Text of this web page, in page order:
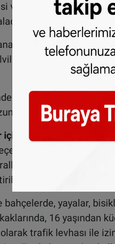
veren konut sahipleri
kdv için konutun ev
gibi bir şirket
3 aydan kısa
süreli mobilyalı
yeni trafik kuralları
olmak üzere
değişiklik
bahçelerde, yayalar,
16 yaşından
trafik levhası ile